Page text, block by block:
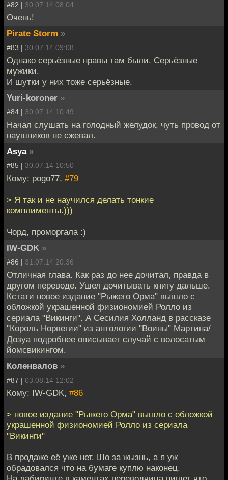
#82 | 30.07.14 08:04
Очень!
Pirate Storm »
#83 | 30.07.14 09:08
Однако серьёзные нравы там были. Серьёзные
мужики.
И шутки у них тоже серьёзные.
Yuri-koroner »
#84 | 30.07.14 10:49
Начал слушать на голодный желудок, чуть провод от
наушников не сжевал.
Asya »
#85 | 30.07.14 10:50
Кому: pogo77, #79
> Я так и не научился делать тонкие
комплименты.)))
Чорд, проморгала :)
IW-GDK »
#86 | 31.07.14 20:36
Отличная глава. Как раз до нее дочитал, правда в
другом переводе. Ушел дочитывать книгу дальше.
Кстати новое издание "Рыжего Орма" вышло с
обложкой украшенной физиономией Ролло из
сериала "Викинги". А Сесилия Холланд в рассказе
"Король Норвегии" из антологии "Воины" Мартина/
Дозуа подробнее описывает случай с волосатым
йомсвикингом.
Коленвалов »
#87 | 03.08.14 12:02
Кому: IW-GDK, #86
> новое издание "Рыжего Орма" вышло с обложкой
украшенной физиономией Ролло из сериала
"Викинги"
В продаже её уже нет. Шо за жызнь, а я уж
обрадовался что на бумаге куплю наконец.